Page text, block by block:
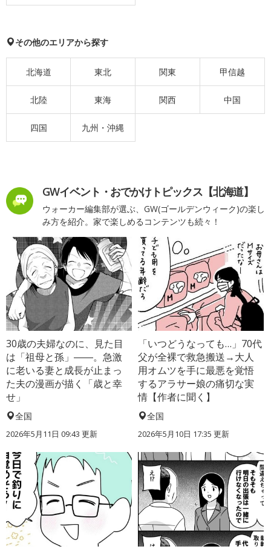
その他のエリアから探す
北海道 東北 関東 甲信越
北陸 東海 関西 中国
四国 九州・沖縄
GWイベント・おでかけトピックス【北海道】
ウォーカー編集部が選ぶ、GW(ゴールデンウィーク)の楽し
み方を紹介。家で楽しめるコンテンツも続々！
30歳の夫婦なのに、見た目
は「祖母と孫」――。急激
に老いる妻と成長が止まっ
た夫の漫画が描く「歳と幸
せ」
全国
2026年5月11日 09:43 更新
「いつどうなっても…」70代
父が全裸で救急搬送→大人
用オムツを手に最悪を覚悟
するアラサー娘の痛切な実
情【作者に聞く】
全国
2026年5月10日 17:35 更新